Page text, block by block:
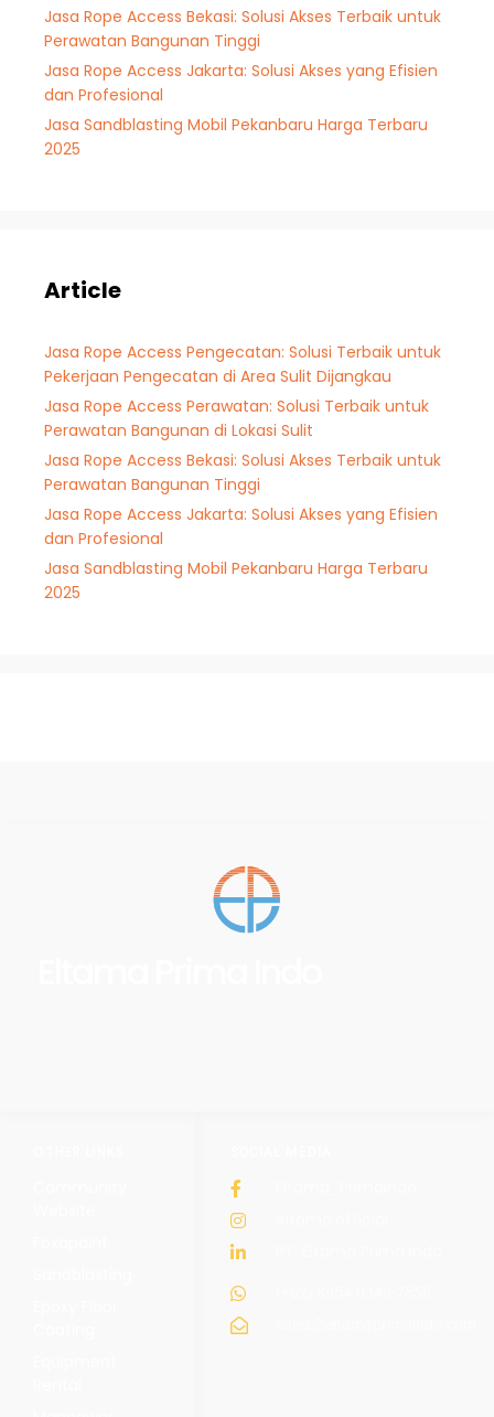
Jasa Rope Access Bekasi: Solusi Akses Terbaik untuk
Perawatan Bangunan Tinggi
Jasa Rope Access Jakarta: Solusi Akses yang Efisien
dan Profesional
Jasa Sandblasting Mobil Pekanbaru Harga Terbaru
2025
Article
Jasa Rope Access Pengecatan: Solusi Terbaik untuk
Pekerjaan Pengecatan di Area Sulit Dijangkau
Jasa Rope Access Perawatan: Solusi Terbaik untuk
Perawatan Bangunan di Lokasi Sulit
Jasa Rope Access Bekasi: Solusi Akses Terbaik untuk
Perawatan Bangunan Tinggi
Jasa Rope Access Jakarta: Solusi Akses yang Efisien
dan Profesional
Jasa Sandblasting Mobil Pekanbaru Harga Terbaru
2025